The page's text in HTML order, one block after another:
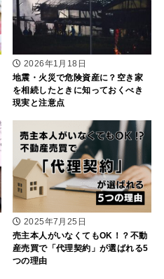
2026年1月18日
地震・火災で危険資産に？空き家
を相続したときに知っておくべき
現実と注意点
2025年7月25日
売主本人がいなくてもOK！？不動
産売買で「代理契約」が選ばれる5
つの理由